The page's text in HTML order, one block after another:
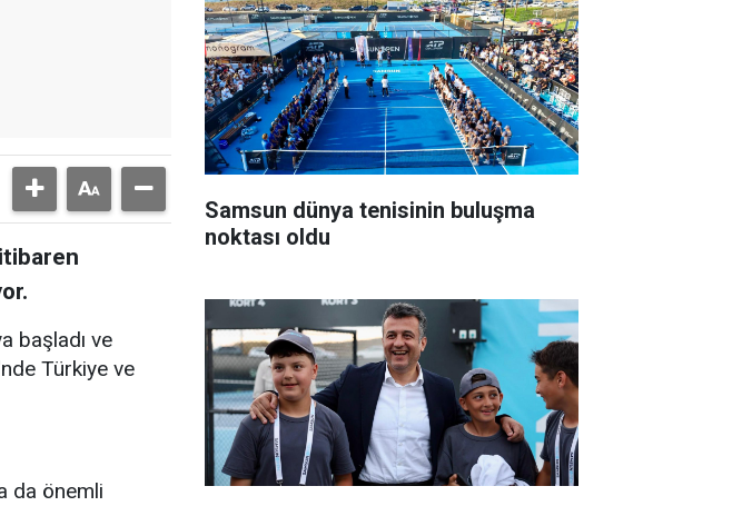
başladı ve
Türkiye ve
da önemli
Samsun dünya tenisinin buluşma
noktası oldu